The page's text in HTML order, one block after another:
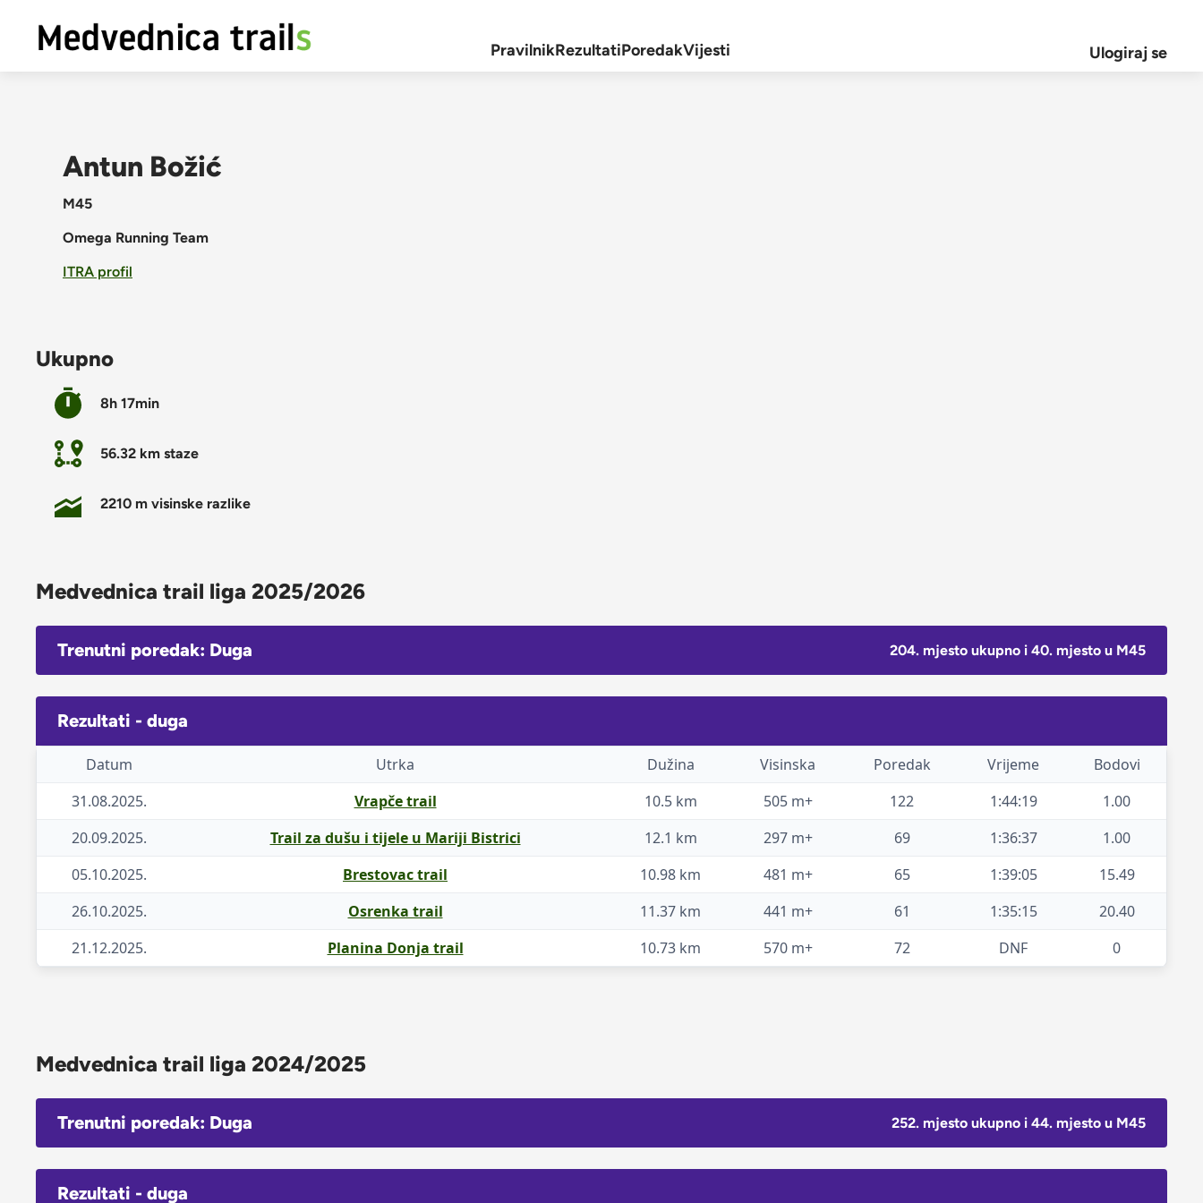
PravilnikRezultatiPoredakVijesti Ulogiraj se
Antun Božić
M45
Omega Running Team
ITRA profil
Ukupno
8h 17min
56.32 km staze
2210 m visinske razlike
Medvednica trail liga 2025/2026
Trenutni poredak: Duga 204. mjesto ukupno i 40. mjesto u M45
Rezultati - duga
Datum Utrka Dužina Visinska Poredak Vrijeme
Bodovi
31.08.2025.
Vrapče trail 10.5 km 505 m+ 122 1:44:19
1.00
20.09.2025.
Trail za dušu i tijele u Mariji Bistrici 12.1 km 297 m+ 69 1:36:37
1.00
05.10.2025.
Brestovac trail 10.98 km 481 m+ 65 1:39:05
15.49
26.10.2025.
Osrenka trail 11.37 km 441 m+ 61 1:35:15
20.40
21.12.2025.
Planina Donja trail 10.73 km 570 m+ 72 DNF 0
Medvednica trail liga 2024/2025
Trenutni poredak: Duga 252. mjesto ukupno i 44. mjesto u M45
Rezultati - duga